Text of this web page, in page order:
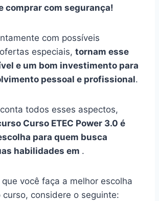
comprar com segurança!
com possíveis
especiais, tornam esse
e um bom investimento para
pessoal e profissional.
todos esses aspectos,
Curso ETEC Power 3.0 é
para quem busca
habilidades em .
você faça a melhor escolha
curso, considere o seguinte: